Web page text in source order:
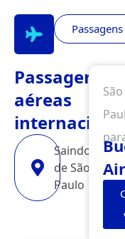
Passagens
aéreas
Saindo
de São
Paulo
São